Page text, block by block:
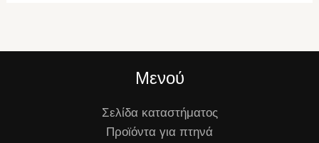
Μενού
Σελίδα καταστήματος
Προϊόντα για πτηνά